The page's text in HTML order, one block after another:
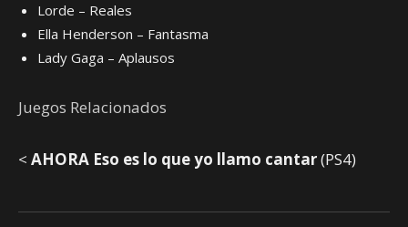
Lorde – Reales
Ella Henderson – Fantasma
Lady Gaga – Aplausos
Juegos Relacionados
< AHORA Eso es lo que yo llamo cantar(PS4)